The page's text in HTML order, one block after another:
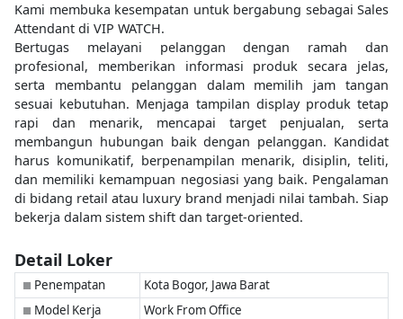
Kami membuka kesempatan untuk bergabung sebagai Sales
Attendant di VIP WATCH.
Bertugas melayani pelanggan dengan ramah dan
profesional, memberikan informasi produk secara jelas,
serta membantu pelanggan dalam memilih jam tangan
sesuai kebutuhan. Menjaga tampilan display produk tetap
rapi dan menarik, mencapai target penjualan, serta
membangun hubungan baik dengan pelanggan. Kandidat
harus komunikatif, berpenampilan menarik, disiplin, teliti,
dan memiliki kemampuan negosiasi yang baik. Pengalaman
di bidang retail atau luxury brand menjadi nilai tambah. Siap
bekerja dalam sistem shift dan target-oriented.
Detail Loker
■ Penempatan Kota Bogor, Jawa Barat
■ Model Kerja Work From Office